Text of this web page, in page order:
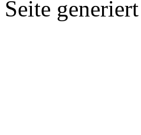
Seite